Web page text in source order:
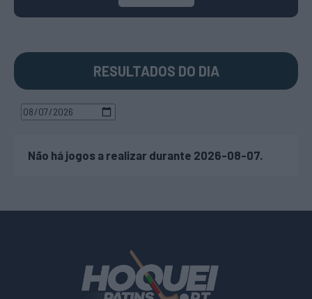
RESULTADOS DO DIA
Não há jogos a realizar durante 2026-08-07.